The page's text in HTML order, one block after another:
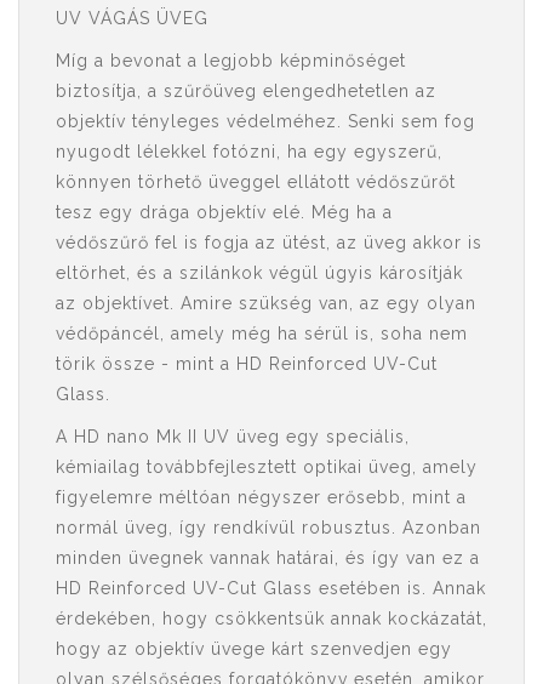
UV VÁGÁS ÜVEG
Míg a bevonat a legjobb képminőséget
biztosítja, a szűrőüveg elengedhetetlen az
objektív tényleges védelméhez. Senki sem fog
nyugodt lélekkel fotózni, ha egy egyszerű,
könnyen törhető üveggel ellátott védőszűrőt
tesz egy drága objektív elé. Még ha a
védőszűrő fel is fogja az ütést, az üveg akkor is
eltörhet, és a szilánkok végül úgyis károsítják
az objektívet. Amire szükség van, az egy olyan
védőpáncél, amely még ha sérül is, soha nem
törik össze - mint a HD Reinforced UV-Cut
Glass.
A HD nano Mk II UV üveg egy speciális,
kémiailag továbbfejlesztett optikai üveg, amely
figyelemre méltóan négyszer erősebb, mint a
normál üveg, így rendkívül robusztus. Azonban
minden üvegnek vannak határai, és így van ez a
HD Reinforced UV-Cut Glass esetében is. Annak
érdekében, hogy csökkentsük annak kockázatát,
hogy az objektív üvege kárt szenvedjen egy
olyan szélsőséges forgatókönyv esetén, amikor